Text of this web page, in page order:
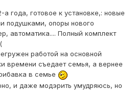
года, готовое к установке,: новые
подушками, опоры нового
автоматика.... Полный комплект
работой на основной
времени съедает семья, а вернее
в семье
и даже модэрить умудряюсь, но